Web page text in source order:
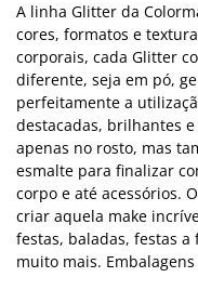
A linha Glitter da
cores, formatos e
corporais, cada Glitter
diferente, seja em pó,
perfeitamente a
destacadas, brilhantes
apenas no rosto, mas
esmalte para finalizar
corpo e até acessórios.
criar aquela make
festas, baladas, festas a
muito mais.